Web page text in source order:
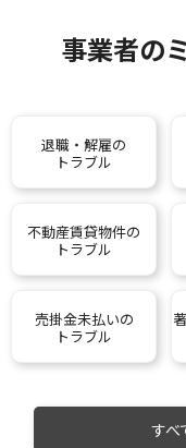
事業者の
退職・解雇の
トラブル
不動産賃貸物件の
トラブル
売掛金未払いの
トラブル
すべ